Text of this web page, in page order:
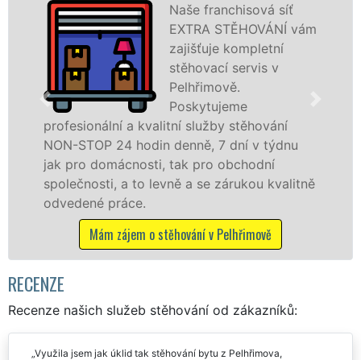
síť
vám
v týdnu
kvalitně
služby zajišťujeme domácnostem
celém okresu Pelhřimov se
franchisové sítě EXTRA
Nabízíme stěhovací služby NON-
Mám zájem o stěhovací služby v
RECENZE
Recenze našich služeb stěhování od zákazníků:
Využila jsem jak úklid tak stěhování bytu z Pelhřimova,